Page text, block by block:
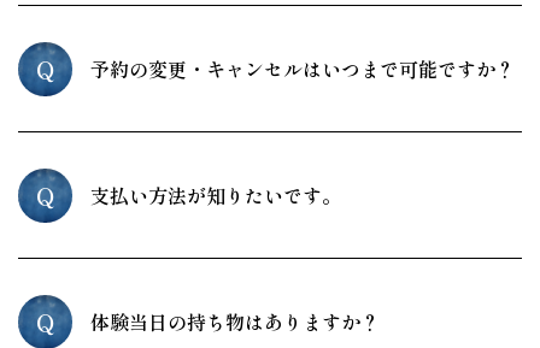
Q 予約の変更・キャンセルはいつまで可能ですか？
Q 支払い方法が知りたいです。
Q 体験当日の持ち物はありますか？